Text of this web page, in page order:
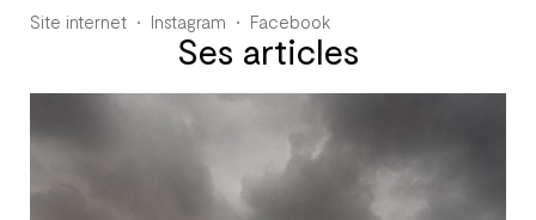
Site internet Instagram Facebook
Ses articles